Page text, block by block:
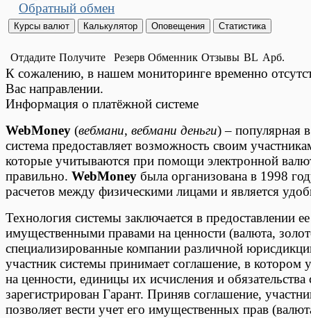
Обратный обмен
Отдадите Получите Резерв Обменник Отзывы BL Арб.
К сожалению, в нашем мониторинге временно
Вас направлении.
Информация о платёжной системе
WebMoney (вебмани, вебмани деньги) – популярная
система предоставляет возможность своим
которые учитываются при помощи электронной
правильно. WebMoney была организована в 1998
расчетов между физическими лицами и является
Технология системы заключается в предоставлении
имущественными правами на ценности (валюта,
специализированные компании различной
участник системы принимает соглашение, в
на ценности, единицы их исчисления и
зарегистрирован Гарант. Приняв соглашение,
позволяет вести учет его имущественных прав